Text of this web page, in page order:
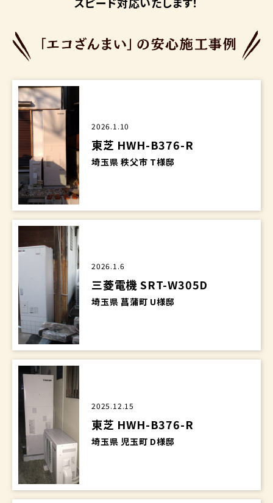
2026.1.10
東芝 HWH-B376-R
埼玉県 秩父市 T様邸
2026.1.6
三菱電機 SRT-W305D
埼玉県 菖蒲町 U様邸
2025.12.15
東芝 HWH-B376-R
埼玉県 児玉町 D様邸